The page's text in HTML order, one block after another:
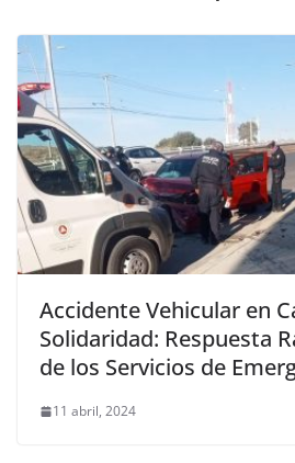
Accidente Vehicular en
Solidaridad: Respuesta
de los Servicios de
11 abril, 2024